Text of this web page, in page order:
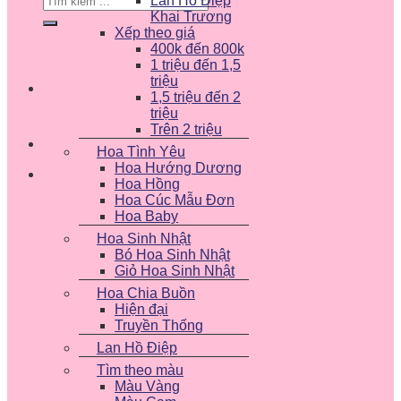
kiếm:
Khai Trương
Xếp theo giá
400k đến 800k
1 triệu đến 1,5
triệu
1,5 triệu đến 2
triệu
Trên 2 triệu
Hoa Tình Yêu
Hoa Hướng Dương
Hoa Hồng
Hoa Cúc Mẫu Đơn
Hoa Baby
Hoa Sinh Nhật
Bó Hoa Sinh Nhật
Giỏ Hoa Sinh Nhật
Hoa Chia Buồn
Hiện đại
Truyền Thống
Lan Hồ Điệp
Tìm theo màu
Màu Vàng